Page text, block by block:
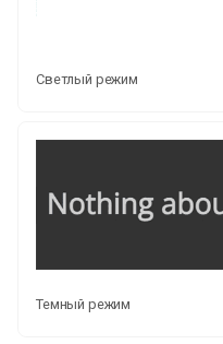
Светлый режим
Темный режим